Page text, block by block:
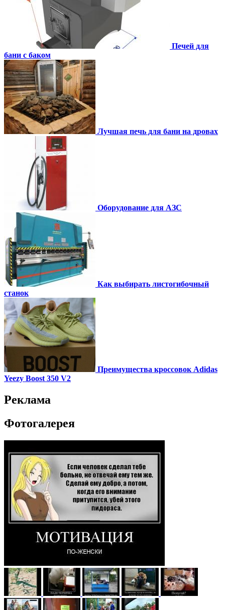
Печей для
бани с баком
Лучшая печь для бани на дровах
Оборудование для АЗС
Как выбирать листогибочный
станок
Преимущества кроссовок Adidas
Yeezy Boost 350 V2
Реклама
Фотогалерея